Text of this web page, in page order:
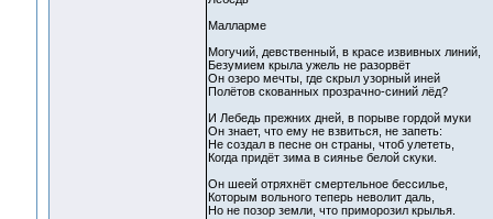
Малларме
Могучий, девственный, в красе извивных линий,
Безумием крыла ужель не разорвёт
Он озеро мечты, где скрыл узорный иней
Полётов скованных прозрачно-синий лёд?
И Лебедь прежних дней, в порыве гордой муки
Он знает, что ему не взвиться, не запеть:
Не создал в песне он страны, чтоб улететь,
Когда придёт зима в сиянье белой скуки.
Он шеей отряхнёт смертельное бессилье,
Которым вольного теперь неволит даль,
Но не позор земли, что приморозил крылья.